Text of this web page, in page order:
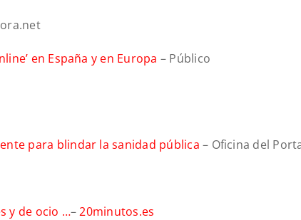
en España y en Europa – Público
para blindar la sanidad pública – Oficina del
y de ocio …–20minutos.es